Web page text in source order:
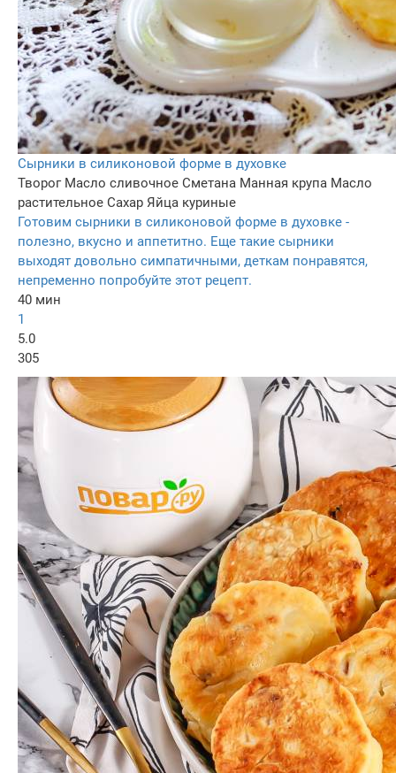
Сырники в силиконовой форме в духовке
Творог Масло сливочное Сметана Манная крупа Масло
растительное Сахар Яйца куриные
Готовим сырники в силиконовой форме в духовке -
полезно, вкусно и аппетитно. Еще такие сырники
выходят довольно симпатичными, деткам понравятся,
непременно попробуйте этот рецепт.
40 мин
1
5.0
305